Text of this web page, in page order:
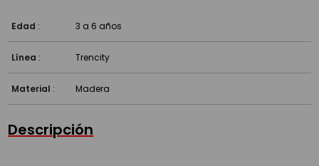
Edad : 3 a 6 años
Línea : Trencity
Material : Madera
Descripción